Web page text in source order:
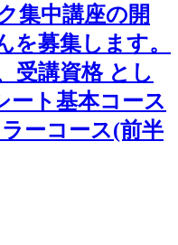
集中講座の開
を募集します。
受講資格 とし
ート基本コース
ラーコース(前半